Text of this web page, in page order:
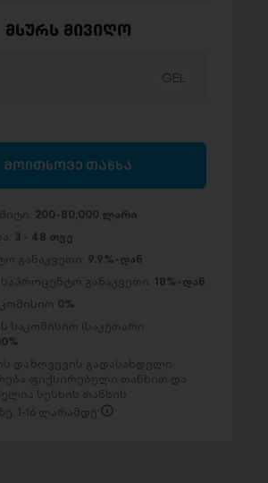
მსურს მივიღო
მოითხოვე თანხა
200-80,000 ლარი
3 - 48 თვე
განაკვეთი: 9.9%-დან
განაკვეთი: 18%-დან
0%
საკომისიო (საკუთარი
0%
დაზღვევის გადასახდელი
ფიქსირებული თანხით და
სესხის თანხის
1-16 ლარამდე